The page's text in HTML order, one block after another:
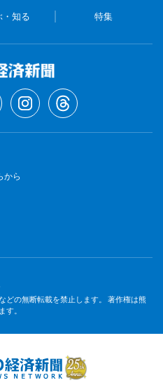
・知る 特集
から
どの無断転載を禁止します。 著作権は熊
す。